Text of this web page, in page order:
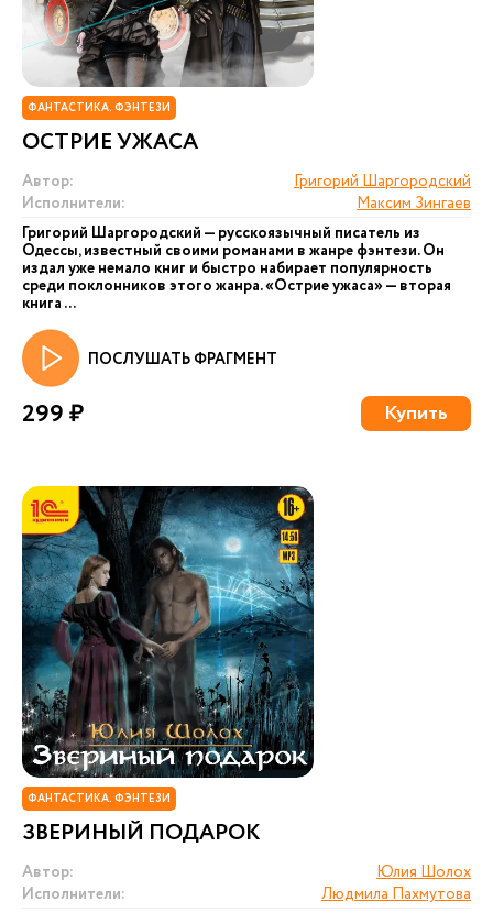
ФАНТАСТИКА. ФЭНТЕЗИ
ОСТРИЕ УЖАСА
Автор:
Григорий Шаргородский
Исполнители:
Максим Зингаев
Григорий Шаргородский — русскоязычный писатель из
Одессы, известный своими романами в жанре фэнтези. Он
издал уже немало книг и быстро набирает популярность
среди поклонников этого жанра. «Острие ужаса» — вторая
книга ...
ПОСЛУШАТЬ ФРАГМЕНТ
299 ₽ Купить
ФАНТАСТИКА. ФЭНТЕЗИ
ЗВЕРИНЫЙ ПОДАРОК
Автор:
Юлия Шолох
Исполнители:
Людмила Пахмутова